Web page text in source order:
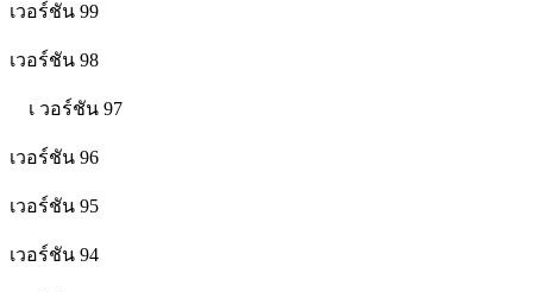
เวอร์ชัน 99
เวอร์ชัน 98
เ วอร์ชัน 97
เวอร์ชัน 96
เวอร์ชัน 95
เวอร์ชัน 94